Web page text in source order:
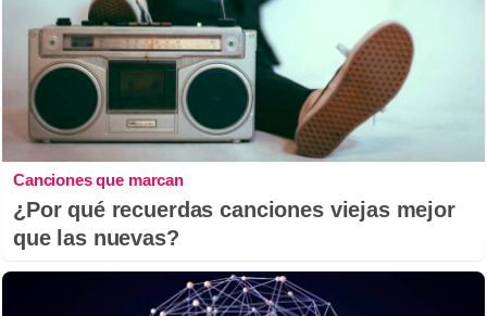
Canciones que marcan
¿Por qué recuerdas canciones viejas mejor
que las nuevas?